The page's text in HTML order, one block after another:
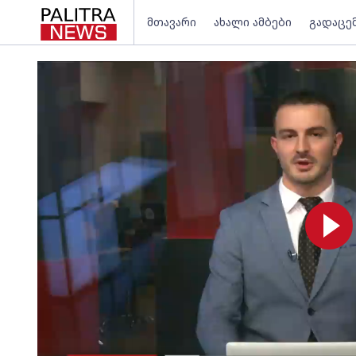
მთავარი ახალი ამბები